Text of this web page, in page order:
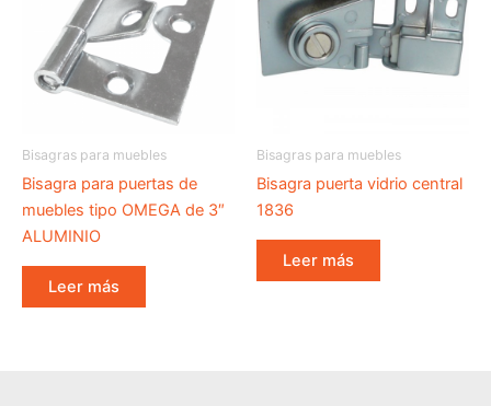
Bisagras para muebles
Bisagra para puertas de
muebles tipo OMEGA de 3″
ALUMINIO
Leer más
Bisagras para muebles
Bisagra puerta vidrio central
1836
Leer más